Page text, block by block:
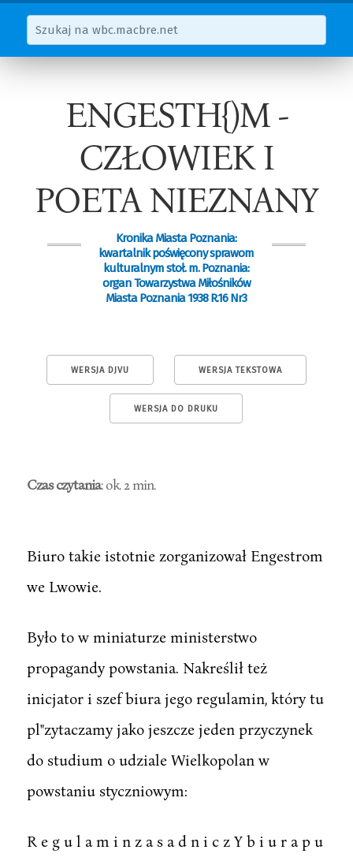
ENGESTH{)M -
CZŁOWIEK I
POETA NIEZNANY
Kronika Miasta Poznania:
kwartalnik poświęcony sprawom
kulturalnym stoł. m. Poznania:
organ Towarzystwa Miłośników
Miasta Poznania 1938 R.16 Nr3
WERSJA DJVU WERSJA TEKSTOWA
WERSJA DO DRUKU
Czas czytania: ok. 2 min.
Biuro takie istotnie zorganizował Engestrom
we Lwowie.
Było to w miniaturze ministerstwo
propagandy powstania. Nakreślił też
inicjator i szef biura jego regulamin, który tu
pl"zytaczamy jako jeszcze jeden przyczynek
do studium o udziale Wielkopolan w
powstaniu styczniowym:
R e g u l a m i n z a s a d n i c z Y b i u r a p u